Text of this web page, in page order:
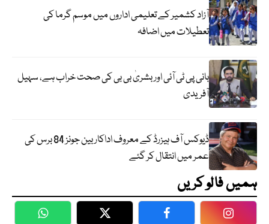
آزاد کشمیر کے تعلیمی اداروں میں موسم گرما کی
تعطیلات میں اضافہ
بانی پی ٹی آئی اور بشریٰ بی بی کی صحت خراب ہے، سہیل
آفریدی
ڈیوکس آف ہیزرڈ کے معروف اداکار بین جونز 84 برس کی
عمر میں انتقال کر گئے
ہمیں فالو کریں